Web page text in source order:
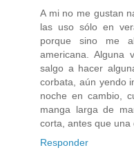
A mi no me gustan
las uso sólo en
porque sino me
americana.
salgo a hacer
corbata, aún yendo
noche en cambio,
manga larga de
corta, antes que una
Responder